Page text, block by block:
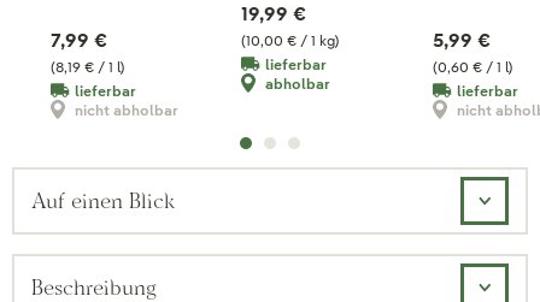
(8,19 € / 1 l)
7,99 €
lieferbar
nicht abholbar
(10,00 € / 1 kg)
19,99 €
lieferbar
abholbar
(0,60 € / 1 l)
5,99 €
lieferbar
nicht
Auf einen Blick
Beschreibung